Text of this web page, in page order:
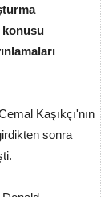
konusu
Kaşıkçı'nın
sonra